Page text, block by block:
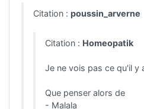
Citation : poussin_arverne
Citation : Homeopatik
Je ne vois pas ce qu'il y
Que penser alors de
- Malala